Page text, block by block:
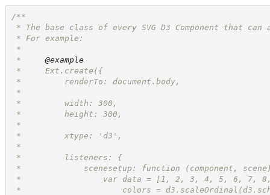
/**
* The base class of every SVG D3 Component that
* For example:
*
* @example
*     Ext.create({
*         renderTo: document.body,
*
*         width: 300,
*         height: 300,
*
*         xtype: 'd3',
*
*         listeners: {
*             scenesetup: function (component,
*                 var data = [1, 2, 3, 4, 5, 6, 7,
*                     colors =